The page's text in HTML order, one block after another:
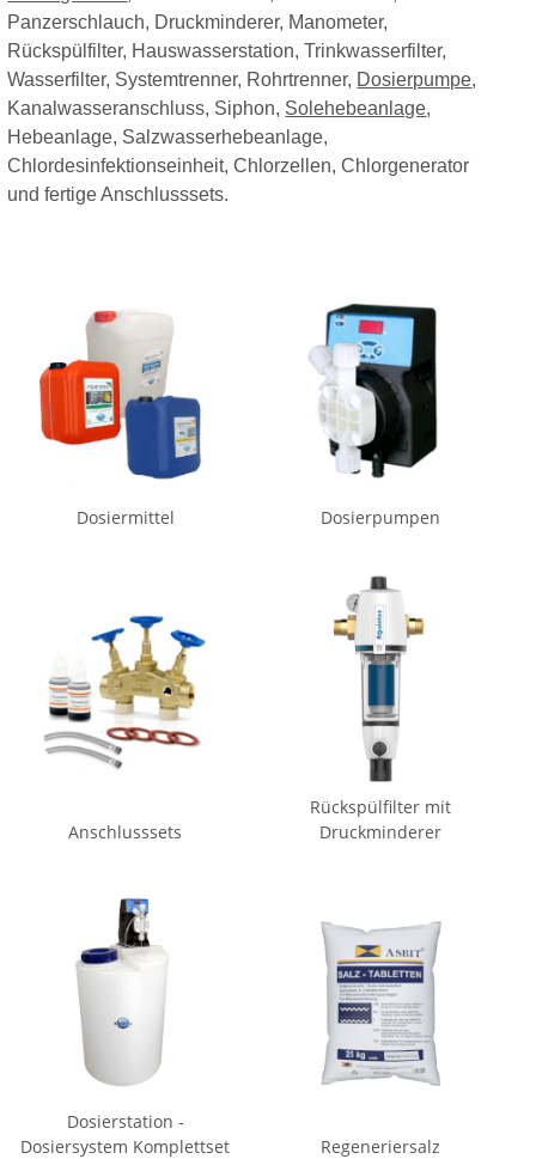
Panzerschlauch, Druckminderer, Manometer,
Rückspülfilter, Hauswasserstation, Trinkwasserfilter,
Wasserfilter, Systemtrenner, Rohrtrenner, Dosierpumpe,
Kanalwasseranschluss, Siphon, Solehebeanlage,
Hebeanlage, Salzwasserhebeanlage,
Chlordesinfektionseinheit, Chlorzellen, Chlorgenerator
und fertige Anschlusssets.
Dosiermittel Dosierpumpen
Anschlusssets
Rückspülfilter mit
Druckminderer
Dosierstation -
Dosiersystem Komplettset
Regeneriersalz